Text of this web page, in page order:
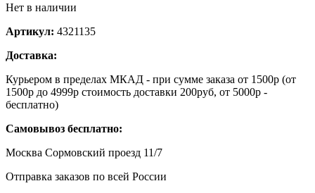
Нет в наличии
Артикул: 4321135
Доставка:
Курьером в пределах МКАД - при сумме заказа от 1500р (от
1500р до 4999р стоимость доставки 200руб, от 5000р -
бесплатно)
Самовывоз бесплатно:
Москва Сормовский проезд 11/7
Отправка заказов по всей России